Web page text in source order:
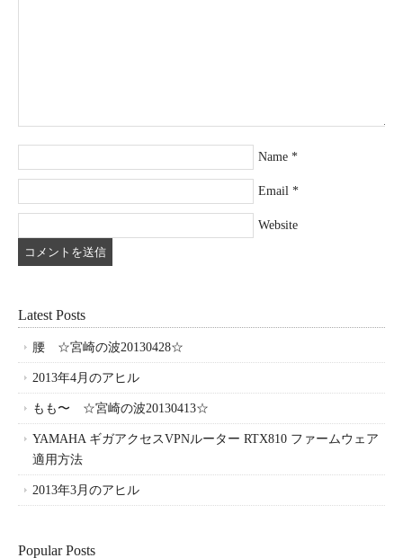
Name *
Email *
Website
Latest Posts
腰 ☆宮崎の波20130428☆
2013年4月のアヒル
もも〜 ☆宮崎の波20130413☆
YAMAHA ギガアクセスVPNルーター RTX810 ファームウェア
適用方法
2013年3月のアヒル
Popular Posts